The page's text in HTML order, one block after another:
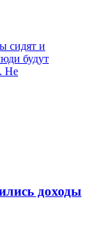
сидят и
будут
Не
доходы